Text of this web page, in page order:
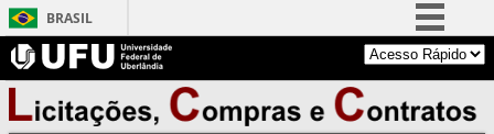
BRASIL
Simplifique!
Comunica BR
Participe